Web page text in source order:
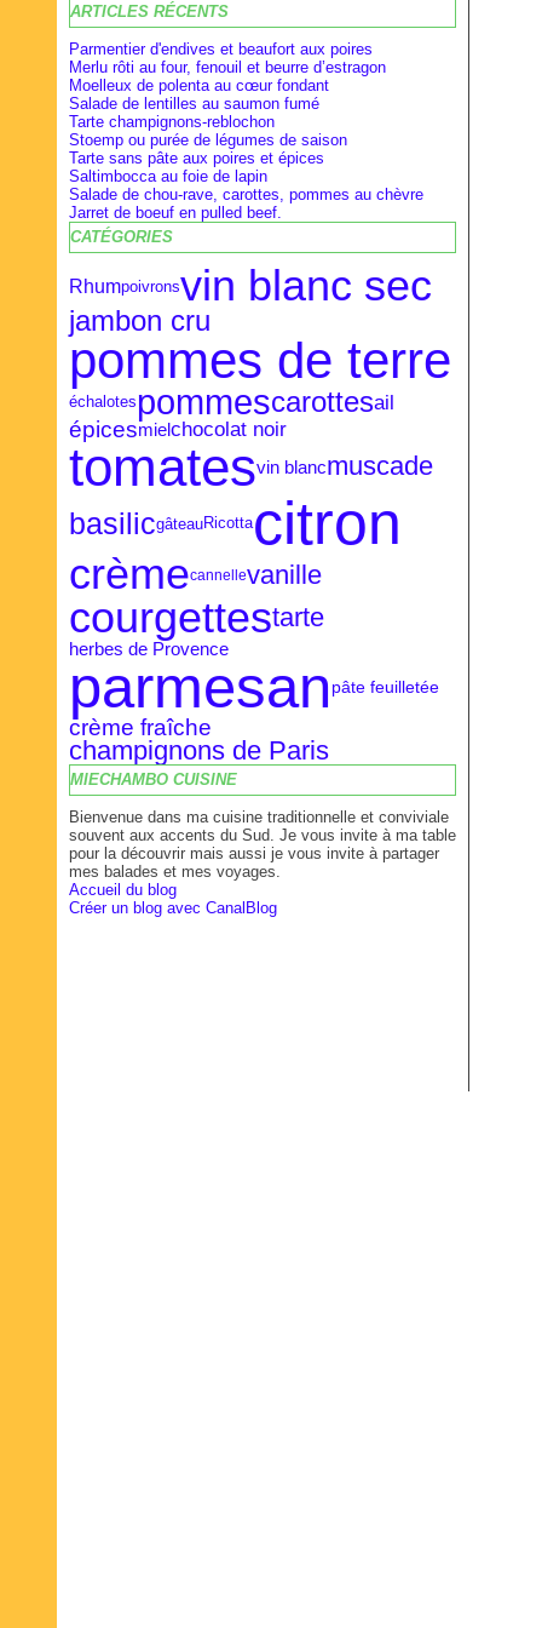
Février(9)
Janvier(8)
Février(16)
Janvier(18)
Avril(28)
Mars(27)
ARTICLES RÉCENTS
Parmentier d'endives et beaufort aux poires
Merlu rôti au four, fenouil et beurre d’estragon
Moelleux de polenta au cœur fondant
Salade de lentilles au saumon fumé
Tarte champignons-reblochon
Stoemp ou purée de légumes de saison
Tarte sans pâte aux poires et épices
Saltimbocca au foie de lapin
Salade de chou-rave, carottes, pommes au chèvre
Jarret de boeuf en pulled beef.
CATÉGORIES
Rhumpoivronsvin blanc sec
jambon cru
pommes de terre
échalotespommescarottesail
épicesmielchocolat noir
tomatesvin blancmuscade
basilicgâteauRicottacitron
crèmecannellevanille
courgettestarte
herbes de Provence
parmesan pâte feuilletée
crème fraîche
champignons de Paris
MIECHAMBO CUISINE
Bienvenue dans ma cuisine traditionnelle et conviviale
souvent aux accents du Sud. Je vous invite à ma table
pour la découvrir mais aussi je vous invite à partager
mes balades et mes voyages.
Accueil du blog
Créer un blog avec CanalBlog